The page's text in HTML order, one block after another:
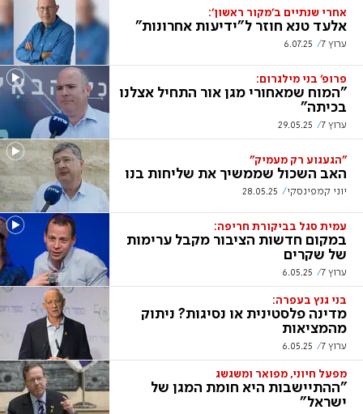
אחרי שנתיים ב'מקור ראשון':
אלעד טנא חוזר ל"ידיעות אחרונות"
ערוץ 7 6.07.25
פרופ' בני מילגרום:
"המוח שמאחורי מגן אור התחיל אצלנו
בכיתה"
ערוץ 7 29.05.25
"הגעגוע רק מעמיק"
האב השכול שממשיך את שליחות בנו
יוני קמפינסקי 28.05.25
עמית סגל בביקורת חריפה:
במקום חדשות הציבור מקבל ערימות
של שקרים
ערוץ 7 6.05.25
בני גנץ בעפרה:
מדינה פלסטינית או נסיגות? ניתוק
מהמציאות
ערוץ 7 6.05.25
מפעל חיוני, מפואר ומשגשג
"ההתיישבות היא חומת המגן של
ישראל"